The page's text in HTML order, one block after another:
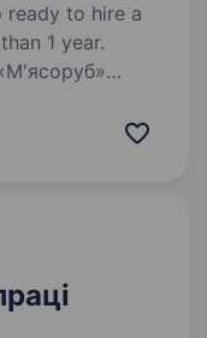
ready to hire a
1 year.
людей